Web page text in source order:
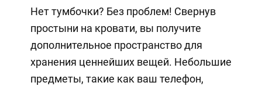
Нет тумбочки? Без проблем! Свернув
простыни на кровати, вы получите
дополнительное пространство для
хранения ценнейших вещей. Небольшие
предметы, такие как ваш телефон,